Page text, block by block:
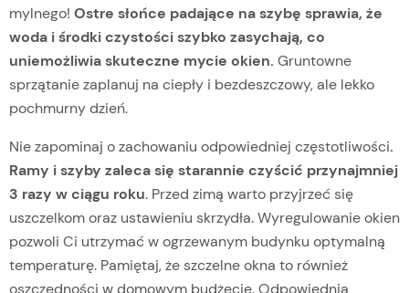
mylnego! Ostre słońce padające na szybę sprawia, że
woda i środki czystości szybko zasychają, co
uniemożliwia skuteczne mycie okien. Gruntowne
sprzątanie zaplanuj na ciepły i bezdeszczowy, ale lekko
pochmurny dzień.
Nie zapominaj o zachowaniu odpowiedniej częstotliwości.
Ramy i szyby zaleca się starannie czyścić przynajmniej
3 razy w ciągu roku. Przed zimą warto przyjrzeć się
uszczelkom oraz ustawieniu skrzydła. Wyregulowanie okien
pozwoli Ci utrzymać w ogrzewanym budynku optymalną
temperaturę. Pamiętaj, że szczelne okna to również
oszczędności w domowym budżecie. Odpowiednia